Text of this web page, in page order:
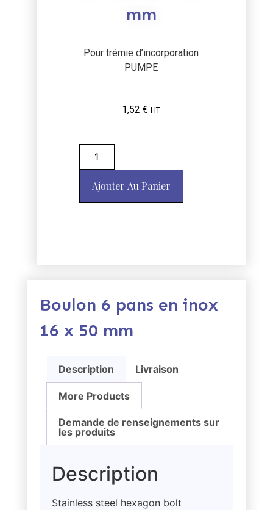
mm
Pour trémie d’incorporation
PUMPE
1,52 € HT
Ajouter Au Panier
Boulon 6 pans en inox
16 x 50 mm
Description Livraison
More Products
Demande de renseignements sur
les produits
Description
Stainless steel hexagon bolt